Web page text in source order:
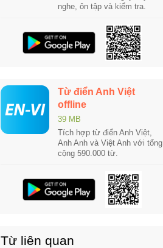
nghe, ôn tập và kiểm tra.
Từ điển Anh Việt
offline
39 MB
Tích hợp từ điển Anh Việt,
Anh Anh và Việt Anh với tổng
cộng 590.000 từ.
Từ liên quan